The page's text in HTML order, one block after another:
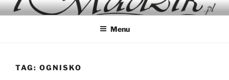
Przejdź
do
IMADZIK
Blog Kulinarny
Menu
TAG: OGNISKO